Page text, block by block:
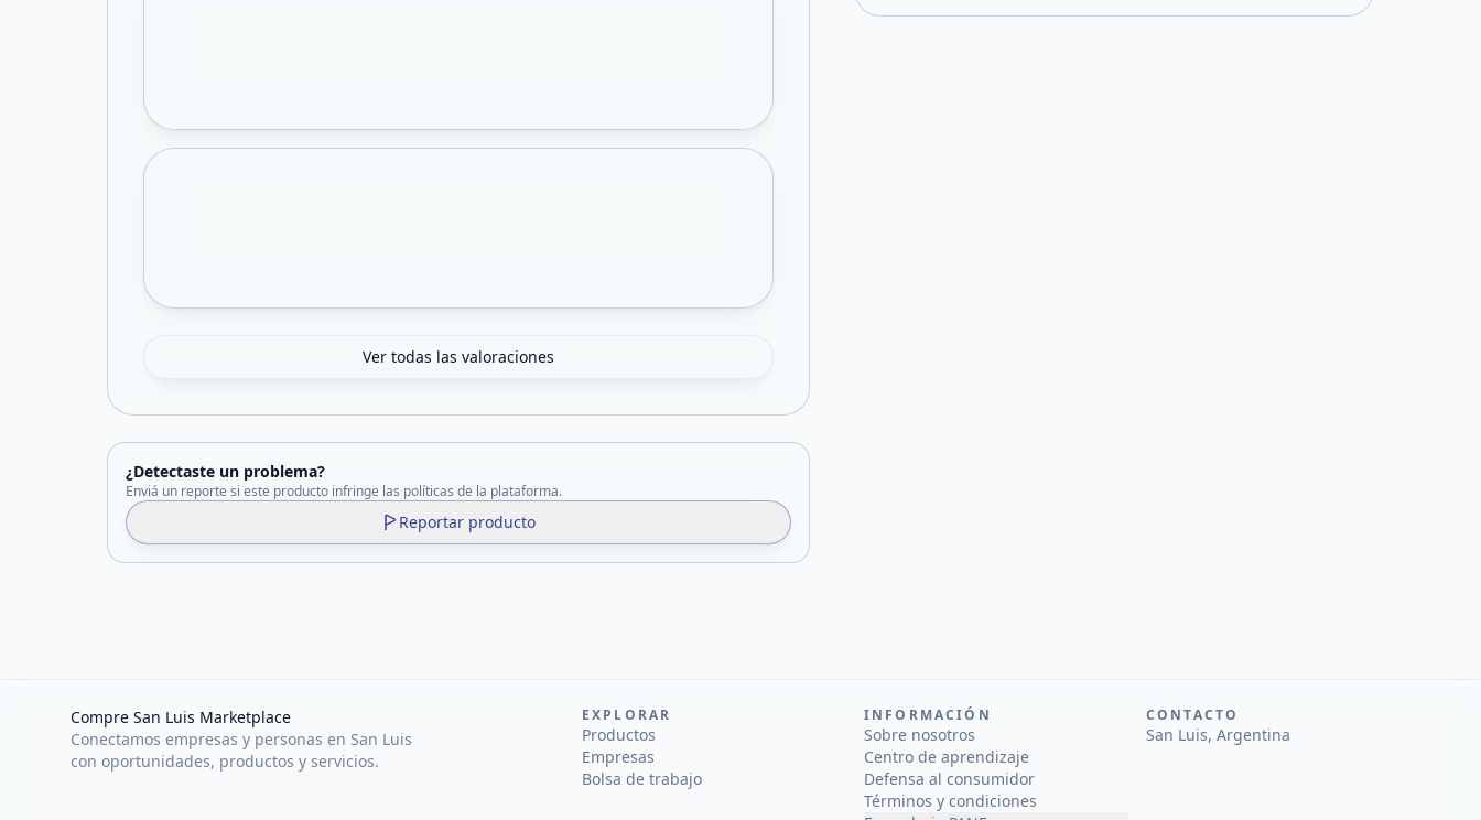
Ver todas las valoraciones
¿Detectaste un problema?
Enviá un reporte si este producto infringe las políticas de la plataforma.
Reportar producto
Compre San Luis Marketplace
Conectamos empresas y personas en San Luis
con oportunidades, productos y servicios.
EXPLORAR
Productos
Empresas
Bolsa de trabajo
INFORMACIÓN
Sobre nosotros
Centro de aprendizaje
Defensa al consumidor
Términos y condiciones
CONTACTO
San Luis, Argentina